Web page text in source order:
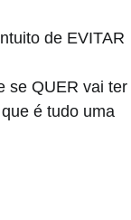
de EVITAR
se QUER vai ter
é tudo uma